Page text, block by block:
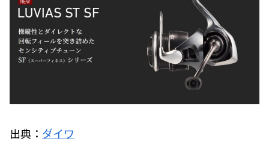
出典： ダイワ